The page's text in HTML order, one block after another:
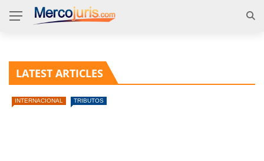
LATEST ARTICLES
INTERNACIONAL TRIBUTOS